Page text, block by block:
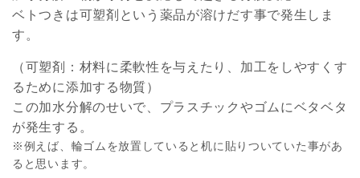
ベトつきは可塑剤という薬品が溶けだす事で発生しま
す。
（可塑剤：材料に柔軟性を与えたり、加工をしやすくす
るために添加する物質）
この加水分解のせいで、プラスチックやゴムにベタベタ
が発生する。
※例えば、輪ゴムを放置していると机に貼りついていた事があ
ると思います。